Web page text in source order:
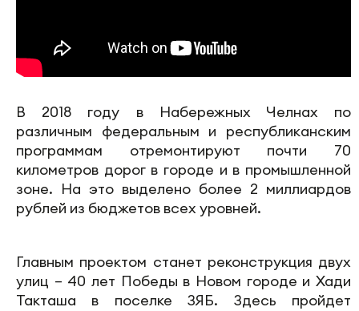
В 2018 году в Набережных Челнах по
различным федеральным и республиканским
программам отремонтируют почти 70
километров дорог в городе и в промышленной
зоне. На это выделено более 2 миллиардов
рублей из бюджетов всех уровней.
Главным проектом станет реконструкция двух
улиц – 40 лет Победы в Новом городе и Хади
Такташа в поселке ЗЯБ. Здесь пройдет